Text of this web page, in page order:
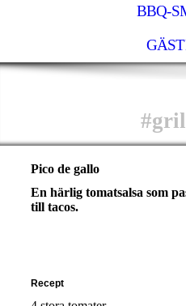
BBQ-
Pico de gallo
En härlig tomatsalsa som
till tacos.
Recept